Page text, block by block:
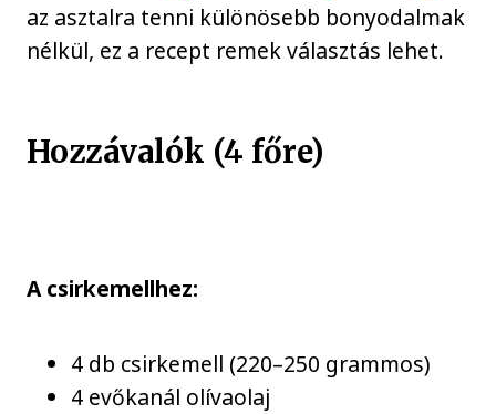
az asztalra tenni különösebb bonyodalmak
nélkül, ez a recept remek választás lehet.
Hozzávalók (4 főre)
A csirkemellhez:
4 db csirkemell (220–250 grammos)
4 evőkanál olívaolaj